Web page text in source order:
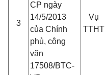
3
CP ngày
14/5/2013
của Chính
phủ, công
văn
17508/BTC-
Vụ
TTHT